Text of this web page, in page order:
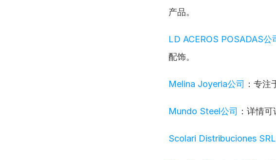
产品。
LD ACEROS POSADAS公
配饰。
Melina Joyeria公司 ：专
Mundo Steel公司 ：详情可
Scolari Distribuciones SRL